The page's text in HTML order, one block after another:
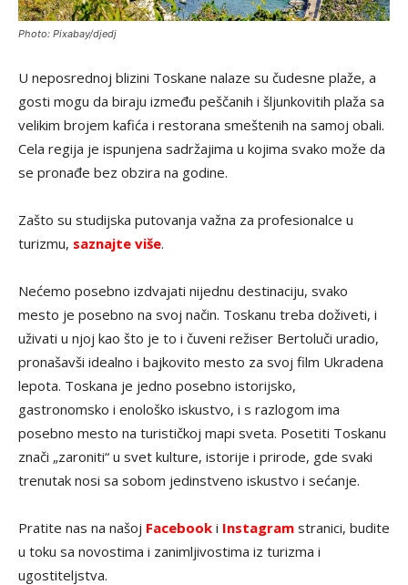
Photo: Pixabay/djedj
U neposrednoj blizini Toskane nalaze su čudesne plaže, a
gosti mogu da biraju između peščanih i šljunkovitih plaža sa
velikim brojem kafića i restorana smeštenih na samoj obali.
Cela regija je ispunjena sadržajima u kojima svako može da
se pronađe bez obzira na godine.
Zašto su studijska putovanja važna za profesionalce u
turizmu, saznajte više.
Nećemo posebno izdvajati nijednu destinaciju, svako
mesto je posebno na svoj način. Toskanu treba doživeti, i
uživati u njoj kao što je to i čuveni režiser Bertoluči uradio,
pronašavši idealno i bajkovito mesto za svoj film Ukradena
lepota. Toskana je jedno posebno istorijsko,
gastronomsko i enološko iskustvo, i s razlogom ima
posebno mesto na turističkoj mapi sveta. Posetiti Toskanu
znači „zaroniti“ u svet kulture, istorije i prirode, gde svaki
trenutak nosi sa sobom jedinstveno iskustvo i sećanje.
Pratite nas na našoj Facebook i Instagram stranici, budite
u toku sa novostima i zanimljivostima iz turizma i
ugostiteljstva.